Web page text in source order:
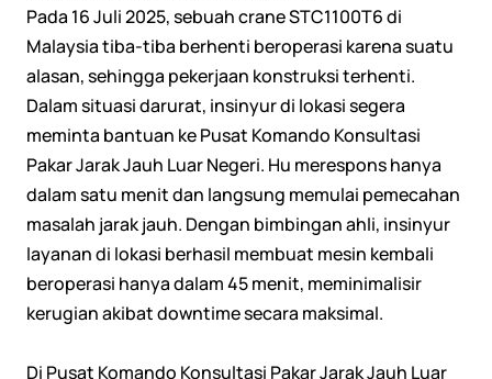
Pada 16 Juli 2025, sebuah crane STC1100T6 di
Malaysia tiba-tiba berhenti beroperasi karena suatu
alasan, sehingga pekerjaan konstruksi terhenti.
Dalam situasi darurat, insinyur di lokasi segera
meminta bantuan ke Pusat Komando Konsultasi
Pakar Jarak Jauh Luar Negeri. Hu merespons hanya
dalam satu menit dan langsung memulai pemecahan
masalah jarak jauh. Dengan bimbingan ahli, insinyur
layanan di lokasi berhasil membuat mesin kembali
beroperasi hanya dalam 45 menit, meminimalisir
kerugian akibat downtime secara maksimal.
Di Pusat Komando Konsultasi Pakar Jarak Jauh Luar